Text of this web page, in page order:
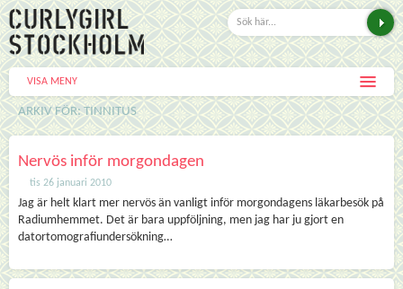
VISA MENY
ARKIV FÖR: TINNITUS
Nervös inför morgondagen
tis 26 januari 2010
Jag är helt klart mer nervös än vanligt inför morgondagens läkarbesök på
Radiumhemmet. Det är bara uppföljning, men jag har ju gjort en
datortomografiundersökning…